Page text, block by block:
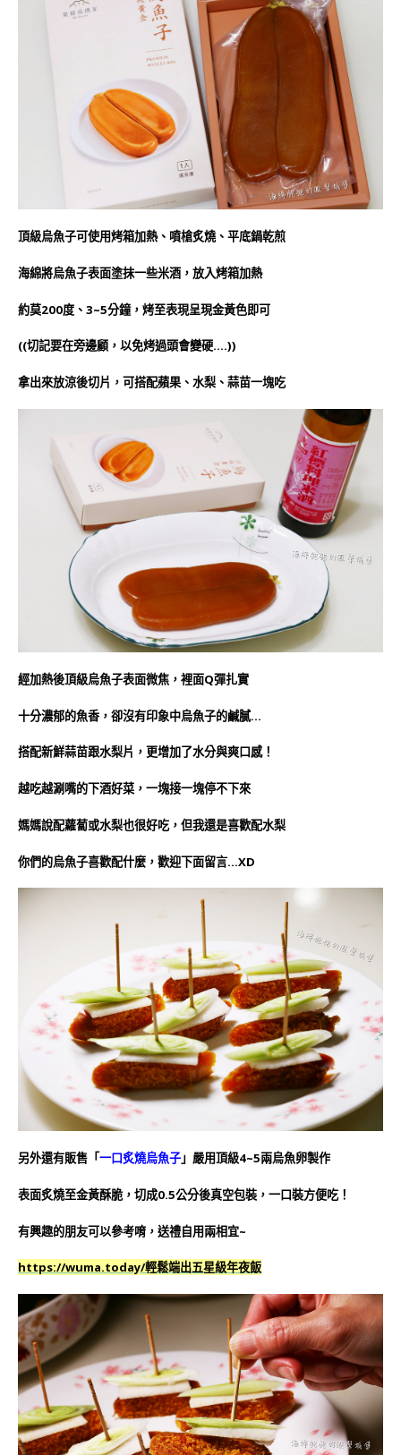
頂級烏魚子可使用烤箱加熱、噴槍炙燒、平底鍋乾煎
海綿將烏魚子表面塗抹一些米酒，放入烤箱加熱
約莫200度、3~5分鐘，烤至表現呈現金黃色即可
((切記要在旁邊顧，以免烤過頭會變硬….))
拿出來放涼後切片，可搭配蘋果、水梨、蒜苗一塊吃
經加熱後頂級烏魚子表面微焦，裡面Q彈扎實
十分濃郁的魚香，卻沒有印象中烏魚子的鹹膩…
搭配新鮮蒜苗跟水梨片，更增加了水分與爽口感！
越吃越涮嘴的下酒好菜，一塊接一塊停不下來
媽媽說配蘿蔔或水梨也很好吃，但我還是喜歡配水梨
你們的烏魚子喜歡配什麼，歡迎下面留言…XD
另外還有販售「一口炙燒烏魚子」嚴用頂級4~5兩烏魚卵製作
表面炙燒至金黃酥脆，切成0.5公分後真空包裝，一口裝方便吃！
有興趣的朋友可以參考唷，送禮自用兩相宜~
https://wuma.today/輕鬆端出五星級年夜飯